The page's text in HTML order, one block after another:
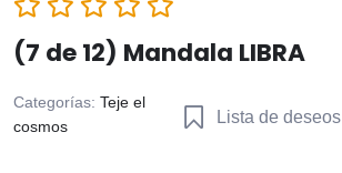
(7 de 12) Mandala LIBRA
Categorías: Teje el
cosmos
Lista de deseos